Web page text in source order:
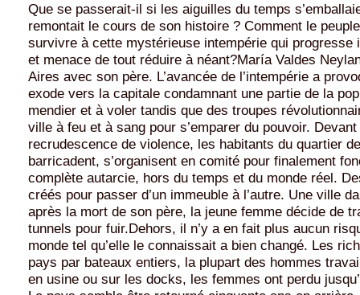
Que se passerait-il si les aiguilles du temps
remontait le cours de son histoire ? Comment le
survivre à cette mystérieuse intempérie qui progresse
et menace de tout réduire à néant?María Valdes
Aires avec son père. L’avancée de l’intempérie a
exode vers la capitale condamnant une partie de la
mendier et à voler tandis que des troupes
ville à feu et à sang pour s’emparer du pouvoir.
recrudescence de violence, les habitants du quartier
barricadent, s’organisent en comité pour finalement
complète autarcie, hors du temps et du monde réel.
créés pour passer d’un immeuble à l’autre. Une ville
après la mort de son père, la jeune femme décide de
tunnels pour fuir.Dehors, il n’y a en fait plus aucun
monde tel qu’elle le connaissait a bien changé. Les
pays par bateaux entiers, la plupart des hommes
en usine ou sur les docks, les femmes ont perdu